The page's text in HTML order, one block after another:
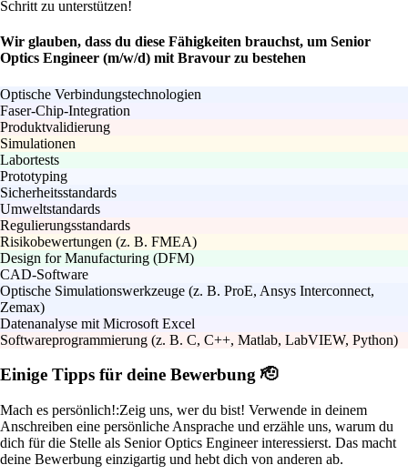
Schritt zu unterstützen!
Wir glauben, dass du diese Fähigkeiten brauchst, um Senior
Optics Engineer (m/w/d) mit Bravour zu bestehen
Optische Verbindungstechnologien
Faser-Chip-Integration
Produktvalidierung
Simulationen
Labortests
Prototyping
Sicherheitsstandards
Umweltstandards
Regulierungsstandards
Risikobewertungen (z. B. FMEA)
Design for Manufacturing (DFM)
CAD-Software
Optische Simulationswerkzeuge (z. B. ProE, Ansys Interconnect,
Zemax)
Datenanalyse mit Microsoft Excel
Softwareprogrammierung (z. B. C, C++, Matlab, LabVIEW, Python)
Einige Tipps für deine Bewerbung 🫡
Mach es persönlich!:Zeig uns, wer du bist! Verwende in deinem
Anschreiben eine persönliche Ansprache und erzähle uns, warum du
dich für die Stelle als Senior Optics Engineer interessierst. Das macht
deine Bewerbung einzigartig und hebt dich von anderen ab.